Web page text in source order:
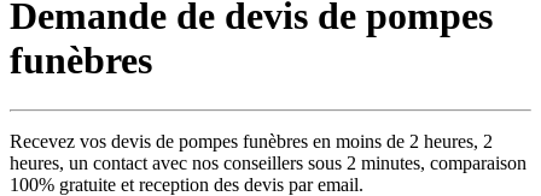
Demande de devis de pompes
funèbres
Recevez vos devis de pompes funèbres en moins de 2 heures, 2
heures, un contact avec nos conseillers sous 2 minutes, comparaison
100% gratuite et reception des devis par email.